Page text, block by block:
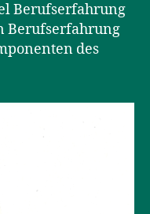
Berufserfahrung
Berufserfahrung
des